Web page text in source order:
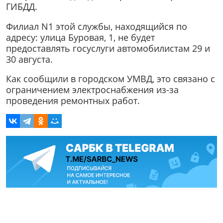
ГИБДД.
Филиал N1 этой службы, находящийся по
адресу: улица Буровая, 1, не будет
предоставлять госуслуги автомобилистам 29 и
30 августа.
Как сообщили в городском УМВД, это связано с
ограничением электроснабжения из-за
проведения ремонтных работ.